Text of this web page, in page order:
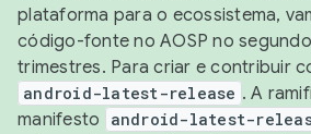
plataforma para o ecossistema,
código-fonte no AOSP no
trimestres. Para criar e contribuir
android-latest-release . A
manifesto
android-latest-